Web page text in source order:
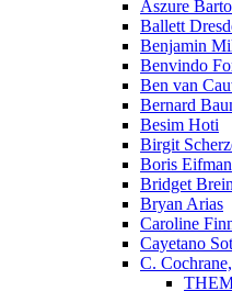
Aszure
Ballett
Benjamin
Benvindo
Ben van
Bernard
Besim Hoti
Birgit
Boris Eifman
Bridget
Bryan Arias
Caroline
Cayetano
C.